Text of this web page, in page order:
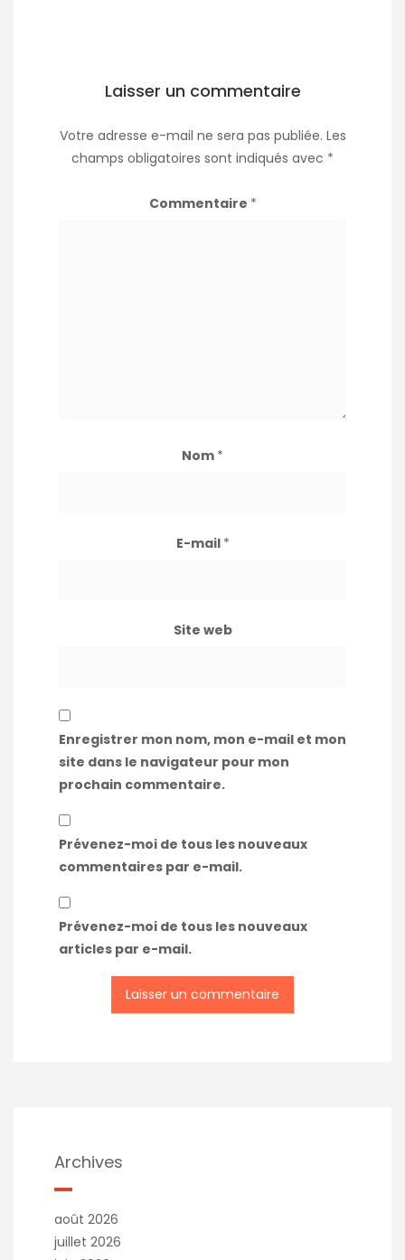
Laisser un commentaire
Votre adresse e-mail ne sera pas publiée. Les
champs obligatoires sont indiqués avec *
Commentaire *
Nom *
E-mail *
Site web
Enregistrer mon nom, mon e-mail et mon
site dans le navigateur pour mon
prochain commentaire.
Prévenez-moi de tous les nouveaux
commentaires par e-mail.
Prévenez-moi de tous les nouveaux
articles par e-mail.
Archives
août 2026
juillet 2026